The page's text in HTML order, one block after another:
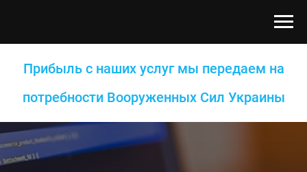
Прибыль с наших услуг мы передаем на
потребности Вооруженных Сил Украины